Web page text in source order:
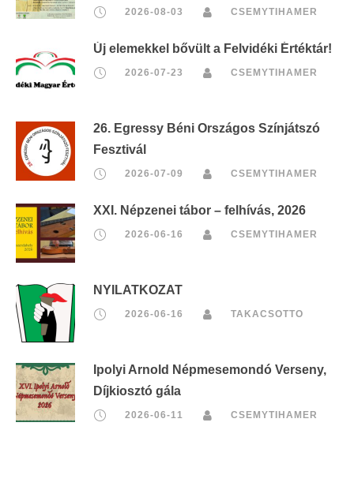
2026-08-03 CSEMYTIHAMER
Új elemekkel bővült a Felvidéki Értéktár!
2026-07-23 CSEMYTIHAMER
26. Egressy Béni Országos Színjátszó
Fesztivál
2026-07-09 CSEMYTIHAMER
XXI. Népzenei tábor – felhívás, 2026
2026-06-16 CSEMYTIHAMER
NYILATKOZAT
2026-06-16 TAKACSOTTO
Ipolyi Arnold Népmesemondó Verseny,
Díjkiosztó gála
2026-06-11 CSEMYTIHAMER